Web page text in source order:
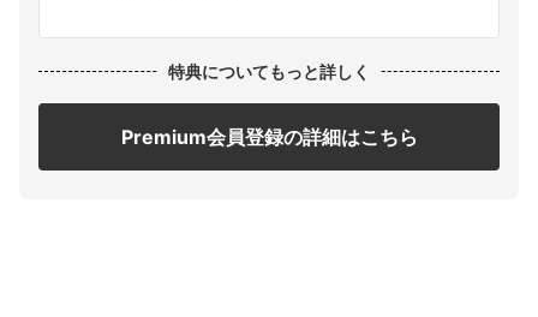
特典についてもっと詳しく
Premium会員登録の詳細はこちら